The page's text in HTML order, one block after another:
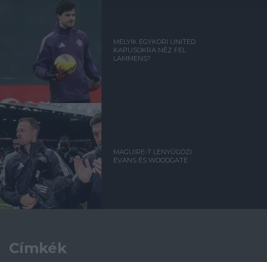
MELYIK EGYKORI UNITED
KAPUSOKRA NÉZ FEL
LAMMENS?
MAGUIRE-T LENYŰGÖZI
EVANS ÉS WOODGATE
Címkék